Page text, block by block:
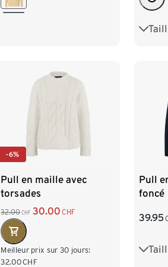
S 36/
XXL
-6%
Pull en maille avec
torsades
32.00 CHF 30.00 CHF
Meilleur prix sur 30 jours:
32.00CHF
Pull
foncé
39.95
S 36/